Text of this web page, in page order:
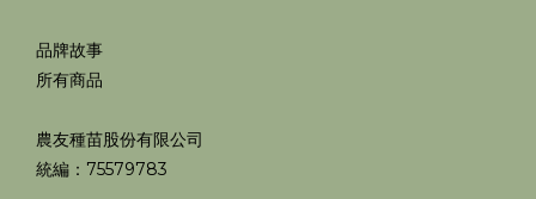
品牌故事
所有商品
農友種苗股份有限公司
統編：75579783